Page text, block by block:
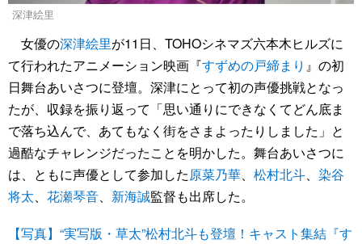
深津絵里
女優の深津絵里が11日、TOHOシネマズ六本木ヒルズに
て行われたアニメーション映画『すずめの戸締まり 』の初
日舞台あいさつに登壇。深津にとって初の声優挑戦となっ
たが、収録を振り返って「思い通りにできなくてどん底ま
で落ち込んで、あてもなく街をさまよったりしました」と
過酷なチャレンジだったことを明かした。舞台あいさつに
は、ともに声優として参加した原菜乃華、 松村北斗、 染谷
将太、 花瀬琴音、 新海誠監督も出席した。
【写真】“実写版・草太”松村北斗も登壇！キャスト集結『す